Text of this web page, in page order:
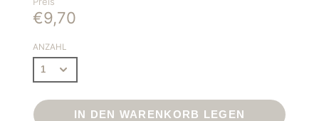
€9,70
ANZAHL
IN DEN WARENKORB LEGEN